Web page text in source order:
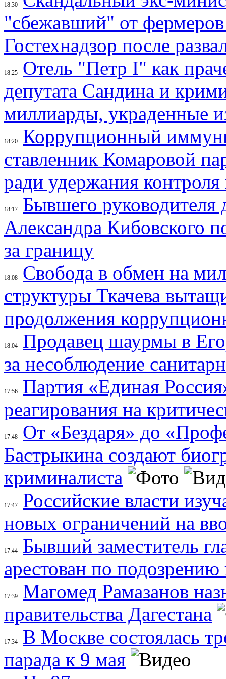
18:30
"сбежавший" от
Гостехнадзор после
18:25
Отель "Петр I" как
депутата Сандина и
миллиарды, украденные
18:20
Коррупционный
ставленник Комаровой
ради удержания
18:17
Бывшего руководителя
Александра Кибовского
за границу
18:08
Свобода в обмен на
структуры Ткачева
продолжения
18:04
Продавец шаурмы в
за несоблюдение
17:56
Партия «Единая
реагирования на
17:48
От «Бездаря» до
Бастрыкина создают
криминалиста
17:47
Российские власти
новых ограничений на
17:44
Бывший заместитель
арестован по
17:39
Магомед Рамазанов
правительства Дагестана
17:34
В Москве состоялась
парада к 9 мая